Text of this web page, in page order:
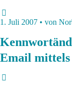
1. Juli 2007 • von
Email mittels